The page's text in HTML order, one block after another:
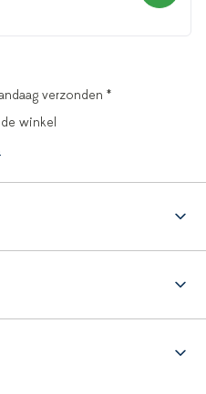
verzonden *
winkel